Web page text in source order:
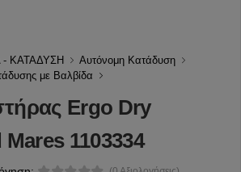
ΚΑΤΑΔΥΣΗ
Αυτόνομη Κατάδυση
με Βαλβίδα
Ergo Dry
1103334